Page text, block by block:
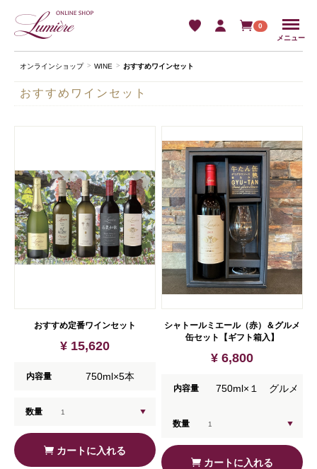
0
メニュー
オンラインショップ WINE おすすめワインセット
おすすめワインセット
おすすめ定番ワインセット
¥ 15,620
内容量 750ml×5本
数量
カートに入れる
シャトールミエール（赤）＆グルメ
缶セット【ギフト箱入】
¥ 6,800
内容量 750ml×１ グルメ
数量
カートに入れる